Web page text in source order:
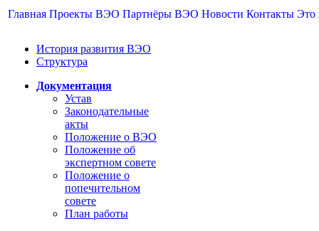
Главная Проекты ВЭО Партнёры ВЭО Новости Контакты Это
История развития ВЭО
Структура
Документация
Устав
Законодательные
акты
Положение о ВЭО
Положение об
экспертном совете
Положение о
попечительном
совете
План работы